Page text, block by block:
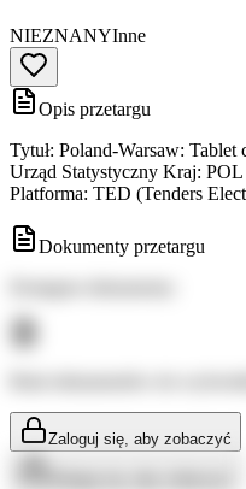
NIEZNANYInne
Opis przetargu
Tytuł: Poland-Warsaw:
Urząd Statystyczny Kraj:
Platforma: TED (Tenders
Dokumenty przetargu
Zaloguj się, aby zobaczyć